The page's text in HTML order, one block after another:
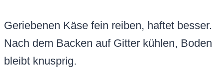
Geriebenen Käse fein reiben, haftet besser.
Nach dem Backen auf Gitter kühlen, Boden
bleibt knusprig.